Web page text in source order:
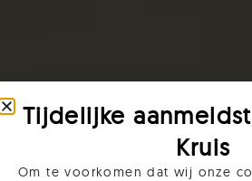
Tijdelijke
Kruis
Om te voorkomen dat wij onze